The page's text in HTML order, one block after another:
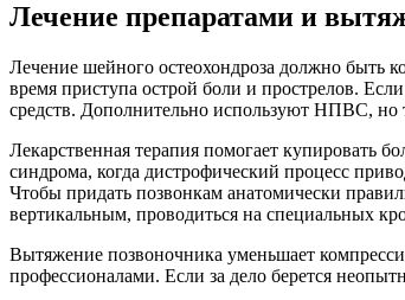
Лечение препаратами и
Лечение шейного остеохондроза должно быть
время приступа острой боли и прострелов.
средств. Дополнительно используют НПВС, но
Лекарственная терапия помогает купировать
синдрома, когда дистрофический процесс
Чтобы придать позвонкам анатомически
вертикальным, проводиться на специальных
Вытяжение позвоночника уменьшает
профессионалами. Если за дело берется